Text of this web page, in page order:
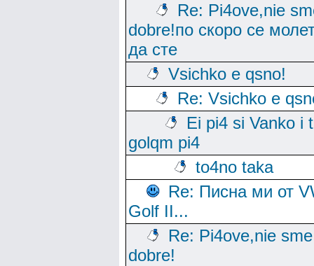
Re: Pi4ove,nie
dobre!по скоро се
да сте
Vsichko e qsno!
Re: Vsichko e
Ei pi4 si Vanko i
golqm pi4
to4no taka
Re: Писна ми от
Golf II...
Re: Pi4ove,nie sme
dobre!